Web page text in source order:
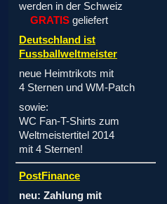
werden in der Schweiz
GRATIS geliefert
Deutschland ist
Fussballweltmeister
neue Heimtrikots mit
4 Sternen und WM-Patch
sowie:
WC Fan-T-Shirts zum
Weltmeistertitel 2014
mit 4 Sternen!
PostFinance
neu: Zahlung mit